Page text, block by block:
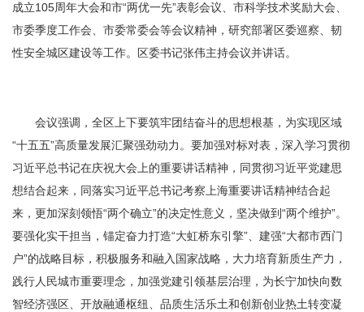
成立105周年大会和市“两优一先”表彰会议、市科学技术奖励大会、
市委季度工作会、市委常委会等会议精神，研究部署区委巡察、韧
性安全城区建设等工作。区委书记张伟主持会议并讲话。
会议强调， 全区上下要筑牢团结奋斗的思想根基，为实现区域
“十五五”高质量发展汇聚强劲动力。 要加强对标对表，深入学习贯彻
习近平总书记在庆祝大会上的重要讲话精神，同贯彻习近平党建思
想结合起来，同落实习近平总书记考察上海重要讲话精神结合起
来，更加深刻领悟“两个确立”的决定性意义，坚决做到“两个维护”。
要强化实干担当，锚定奋力打造“大虹桥东引擎”、建强“大都市西门
户”的战略目标，积极服务和融入国家战略，大力培育新质生产力，
践行人民城市重要理念，加强党建引领基层治理，为长宁加快向数
智经济强区、开放融通枢纽、品质生活乐土和创新创业热土转变凝